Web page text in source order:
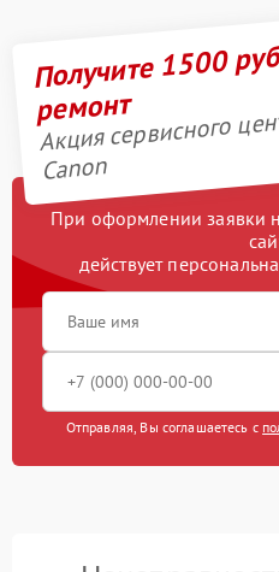
Получите 1500
ремонт
Акция сервисного
Canon
При оформлении заявки
действует
Отправляя, Вы соглашаетесь с